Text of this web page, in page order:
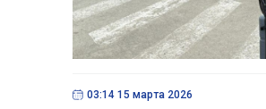
03:14 15 марта 2026